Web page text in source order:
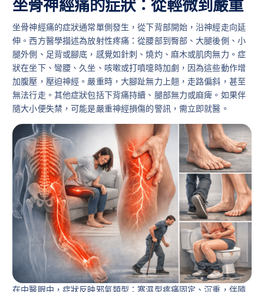
坐骨神經痛的症狀：從輕微到嚴重
坐骨神經痛的症狀通常單側發生，從下背部開始，沿神經走向延
伸。西方醫學描述為放射性疼痛：從腰部到臀部、大腿後側、小
腿外側、足背或腳底，感覺如針刺、燒灼、麻木或肌肉無力。症
狀在坐下、彎腰、久坐、咳嗽或打噴嚏時加劇，因為這些動作增
加腹壓，壓迫神經。嚴重時，大腳趾無力上翹，走路偏斜，甚至
無法行走。其他症狀包括下背痛持續、腿部無力或麻痺。如果伴
隨大小便失禁，可能是嚴重神經損傷的警訊，需立即就醫。